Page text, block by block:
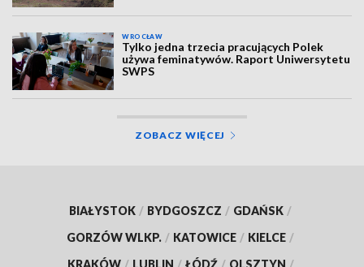
WROCŁAW
Tylko jedna trzecia pracujących Polek
używa feminatywów. Raport Uniwersytetu
SWPS
ZOBACZ WIĘCEJ
BIAŁYSTOK / BYDGOSZCZ / GDAŃSK /
GORZÓW WLKP. / KATOWICE / KIELCE /
KRAKÓW / LUBLIN / ŁÓDŹ / OLSZTYN /